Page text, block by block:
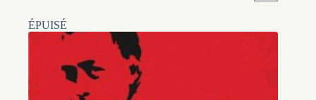
ÉPUISÉ